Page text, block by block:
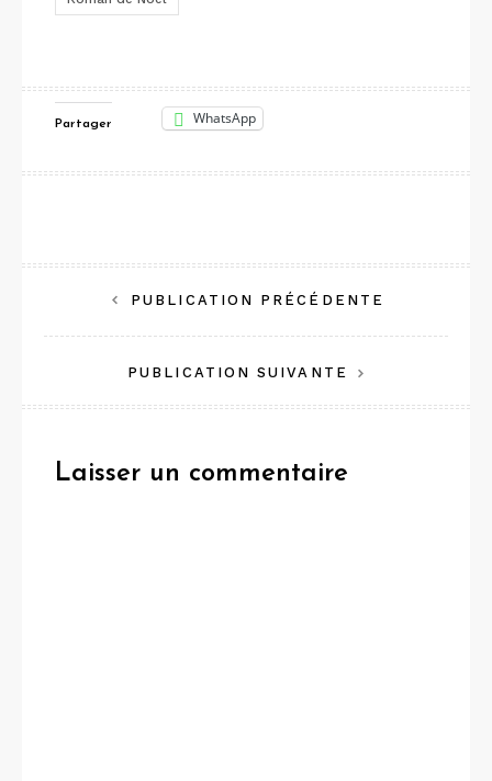
Partager WhatsApp
Navigation
de
l’article
PUBLICATION PRÉCÉDENTE
PUBLICATION SUIVANTE
Laisser un commentaire